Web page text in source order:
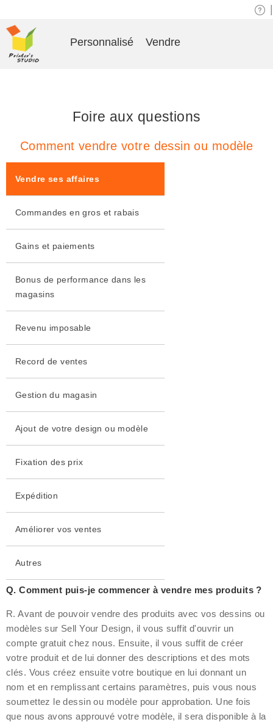
Foire aux questions
Comment vendre votre dessin ou modèle
Vendre ses affaires
Commandes en gros et rabais
Gains et paiements
Bonus de performance dans les
magasins
Revenu imposable
Record de ventes
Gestion du magasin
Ajout de votre design ou modèle
Fixation des prix
Expédition
Améliorer vos ventes
Autres
Q. Comment puis-je commencer à vendre mes produits ?
R. Avant de pouvoir vendre des produits avec vos dessins ou
modèles sur Sell Your Design, il vous suffit d'ouvrir un
compte gratuit chez nous. Ensuite, il vous suffit de créer
votre produit et de lui donner des descriptions et des mots
clés. Vous créez ensuite votre boutique en lui donnant un
nom et en remplissant certains paramètres, puis vous nous
soumettez le dessin ou modèle pour approbation. Une fois
que nous avons approuvé votre modèle, il sera disponible à la
Personnalisé Vendre